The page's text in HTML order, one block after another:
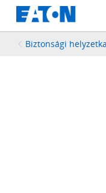
Biztonsági